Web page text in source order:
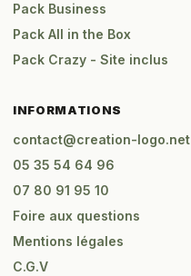
Pack Business
Pack All in the Box
Pack Crazy - Site inclus
INFORMATIONS
contact@creation-logo.net
05 35 54 64 96
07 80 91 95 10
Foire aux questions
Mentions légales
C.G.V